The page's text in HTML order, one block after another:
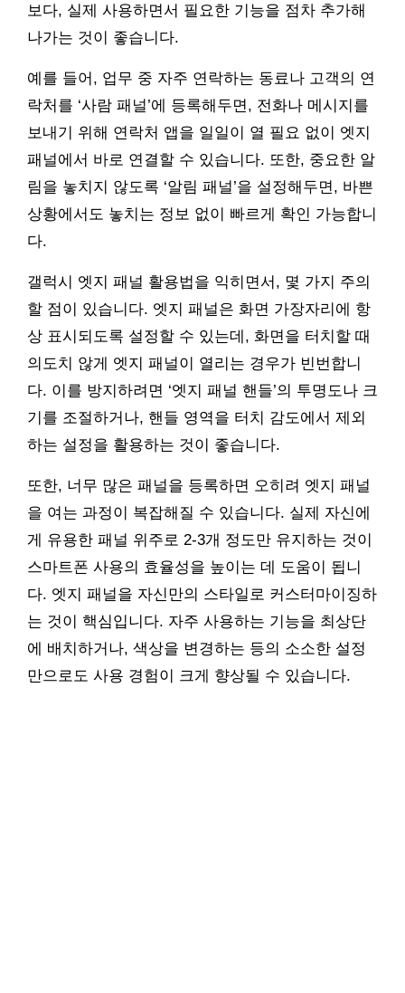
보다, 실제 사용하면서 필요한 기능을 점차 추가해
나가는 것이 좋습니다.
예를 들어, 업무 중 자주 연락하는 동료나 고객의 연
락처를 ‘사람 패널’에 등록해두면, 전화나 메시지를
보내기 위해 연락처 앱을 일일이 열 필요 없이 엣지
패널에서 바로 연결할 수 있습니다. 또한, 중요한 알
림을 놓치지 않도록 ‘알림 패널’을 설정해두면, 바쁜
상황에서도 놓치는 정보 없이 빠르게 확인 가능합니
다.
갤럭시 엣지 패널 활용법을 익히면서, 몇 가지 주의
할 점이 있습니다. 엣지 패널은 화면 가장자리에 항
상 표시되도록 설정할 수 있는데, 화면을 터치할 때
의도치 않게 엣지 패널이 열리는 경우가 빈번합니
다. 이를 방지하려면 ‘엣지 패널 핸들’의 투명도나 크
기를 조절하거나, 핸들 영역을 터치 감도에서 제외
하는 설정을 활용하는 것이 좋습니다.
또한, 너무 많은 패널을 등록하면 오히려 엣지 패널
을 여는 과정이 복잡해질 수 있습니다. 실제 자신에
게 유용한 패널 위주로 2-3개 정도만 유지하는 것이
스마트폰 사용의 효율성을 높이는 데 도움이 됩니
다. 엣지 패널을 자신만의 스타일로 커스터마이징하
는 것이 핵심입니다. 자주 사용하는 기능을 최상단
에 배치하거나, 색상을 변경하는 등의 소소한 설정
만으로도 사용 경험이 크게 향상될 수 있습니다.